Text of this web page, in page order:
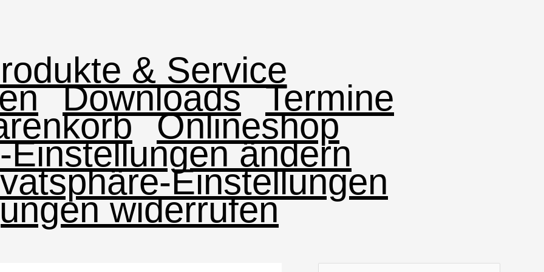
& Service
Downloads Termine
Onlineshop
ändern
Einstellungen
widerrufen